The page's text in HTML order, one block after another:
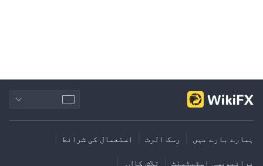
ہمارے بارے میں رسک الرٹ استعمال کی شرائط
پرائیویسی اسٹیٹمنٹ تلاش کال۔